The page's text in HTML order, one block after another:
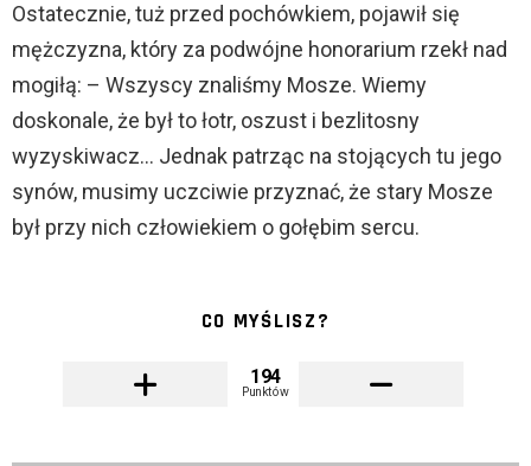
Ostatecznie, tuż przed pochówkiem, pojawił się
mężczyzna, który za podwójne honorarium rzekł nad
mogiłą: – Wszyscy znaliśmy Mosze. Wiemy
doskonale, że był to łotr, oszust i bezlitosny
wyzyskiwacz… Jednak patrząc na stojących tu jego
synów, musimy uczciwie przyznać, że stary Mosze
był przy nich człowiekiem o gołębim sercu.
CO MYŚLISZ?
194
Punktów